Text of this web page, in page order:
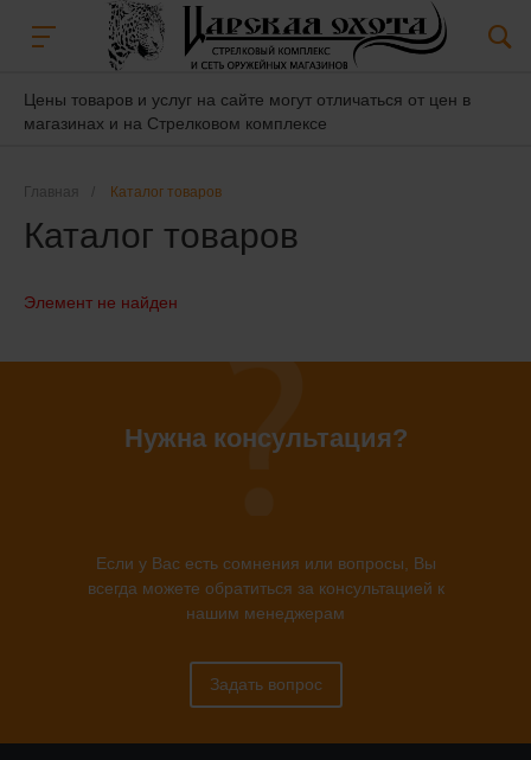
Цены товаров и услуг на сайте могут отличаться от цен в
магазинах и на Стрелковом комплексе
Главная Каталог товаров
Каталог товаров
Элемент не найден
Нужна консультация?
Если у Вас есть сомнения или вопросы, Вы
всегда можете обратиться за консультацией к
нашим менеджерам
Задать вопрос